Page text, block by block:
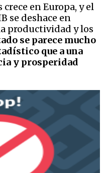
crece en Europa, y el
se deshace en
productividad y los
se parece mucho
que a una
y prosperidad